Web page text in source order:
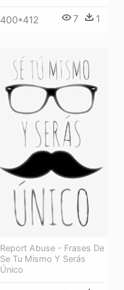
400*412 7 1
Report Abuse - Frases De
Se Tu Mismo Y Serás
Único